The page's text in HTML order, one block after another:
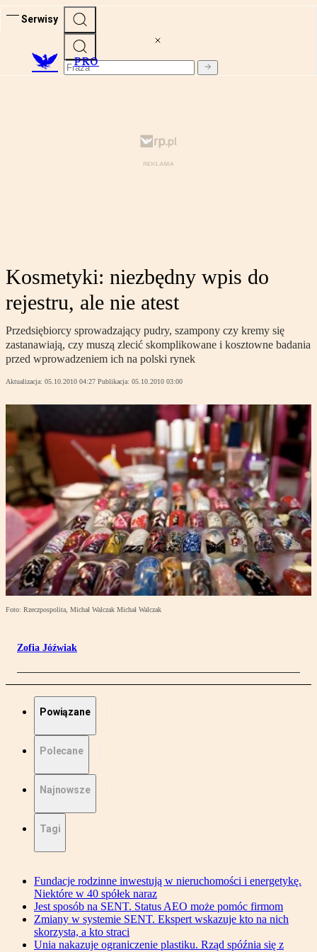
Serwisy
PRO
Kosmetyki: niezbędny wpis do
rejestru, ale nie atest
Przedsiębiorcy sprowadzający pudry, szampony czy kremy się
zastanawiają, czy muszą zlecić skomplikowane i kosztowne badania
przed wprowadzeniem ich na polski rynek
Aktualizacja: 05.10.2010 04:27 Publikacja: 05.10.2010 03:00
Foto: Rzeczpospolita, Michał Walczak Michał Walczak
Zofia Jóźwiak
Powiązane
Polecane
Najnowsze
Tagi
Fundacje rodzinne inwestują w nieruchomości i energetykę.
Niektóre w 40 spółek naraz
Jest sposób na SENT. Status AEO może pomóc firmom
Zmiany w systemie SENT. Ekspert wskazuje kto na nich
skorzysta, a kto straci
Unia nakazuje ograniczenie plastiku. Rząd spóźnia się z